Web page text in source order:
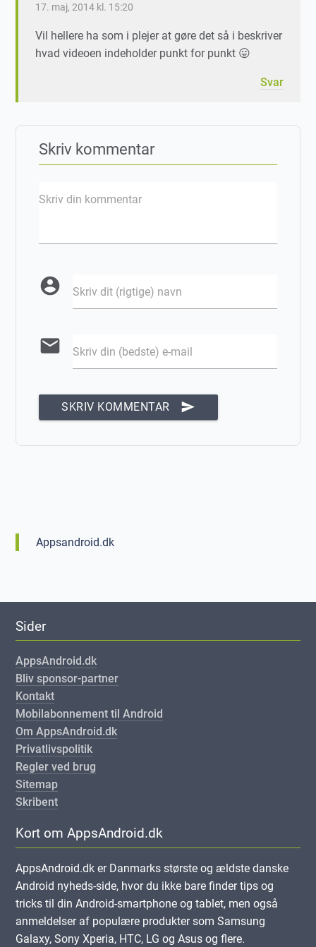
17. maj, 2014 kl. 15:20
Vil hellere ha som i plejer at gøre det så i beskriver
hvad videoen indeholder punkt for punkt 😛
Svar
Skriv kommentar
Skriv din kommentar
account_circle Skriv dit (rigtige) navn
email Skriv din (bedste) e-mail
SKRIV KOMMENTAR send
Appsandroid.dk
Sider
AppsAndroid.dk
Bliv sponsor-partner
Kontakt
Mobilabonnement til Android
Om AppsAndroid.dk
Privatlivspolitik
Regler ved brug
Sitemap
Skribent
Kort om AppsAndroid.dk
AppsAndroid.dk er Danmarks største og ældste danske
Android nyheds-side, hvor du ikke bare finder tips og
tricks til din Android-smartphone og tablet, men også
anmeldelser af populære produkter som Samsung
Galaxy, Sony Xperia, HTC, LG og Asus og flere.